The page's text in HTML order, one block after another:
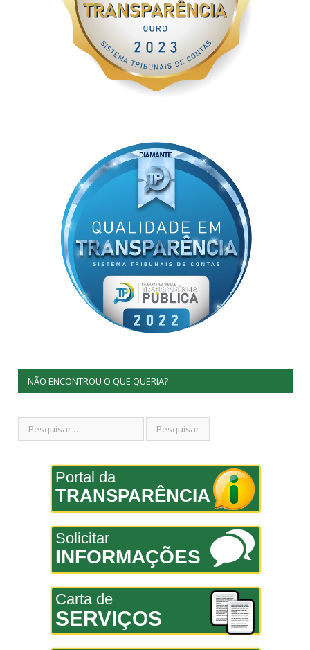
NÃO ENCONTROU O QUE QUERIA?
Portal da
TRANSPARÊNCIA
Solicitar
INFORMAÇÕES
Carta de
SERVIÇOS